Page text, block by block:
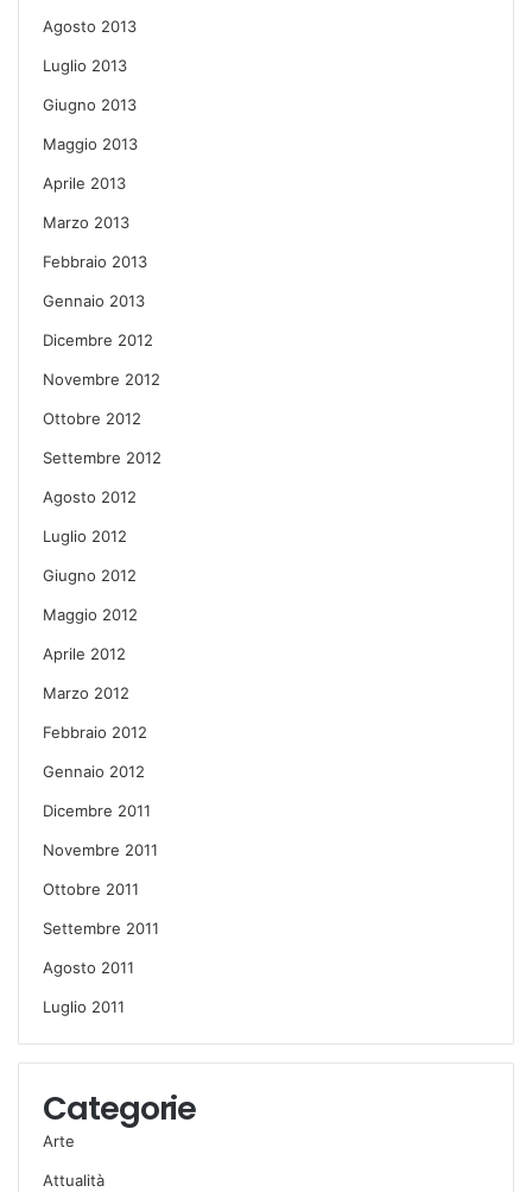
Agosto 2013
Luglio 2013
Giugno 2013
Maggio 2013
Aprile 2013
Marzo 2013
Febbraio 2013
Gennaio 2013
Dicembre 2012
Novembre 2012
Ottobre 2012
Settembre 2012
Agosto 2012
Luglio 2012
Giugno 2012
Maggio 2012
Aprile 2012
Marzo 2012
Febbraio 2012
Gennaio 2012
Dicembre 2011
Novembre 2011
Ottobre 2011
Settembre 2011
Agosto 2011
Luglio 2011
Categorie
Arte
Attualità